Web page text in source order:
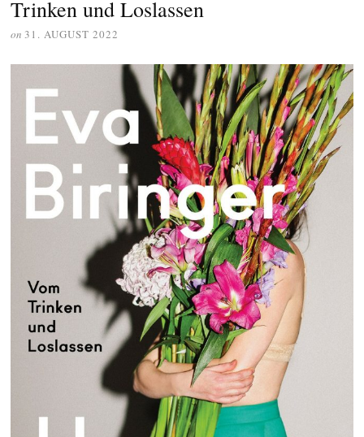
Trinken und Loslassen
on 31. AUGUST 2022